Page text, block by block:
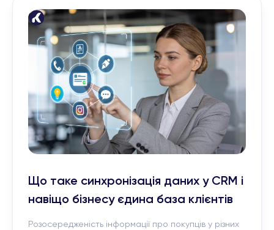
бізнесу треба спочатку протестувати в реальних
умовах. […]
Що таке синхронізація даних у CRM і
навіщо бізнесу єдина база клієнтів
Розосередженість інформації про покупців у різних